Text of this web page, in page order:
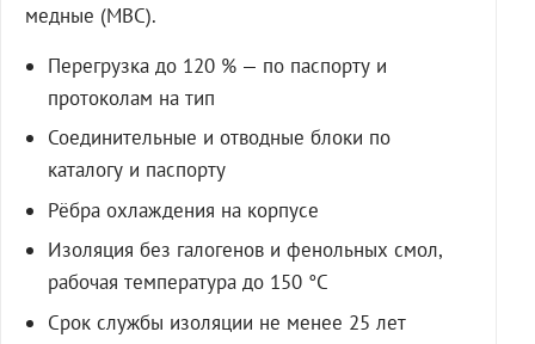
медные (МВС).
Перегрузка до 120 % — по паспорту и
протоколам на тип
Соединительные и отводные блоки по
каталогу и паспорту
Рёбра охлаждения на корпусе
Изоляция без галогенов и фенольных смол,
рабочая температура до 150 °C
Срок службы изоляции не менее 25 лет